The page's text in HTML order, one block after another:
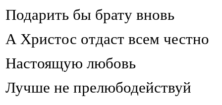
Подарить бы брату вновь
А Христос отдаст всем честно
Настоящую любовь
Лучше не прелюбодействуй